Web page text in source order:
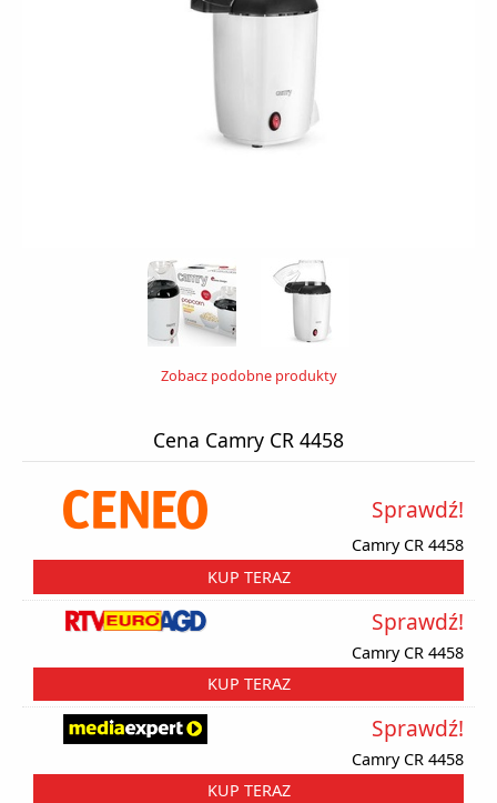
Zobacz podobne produkty
Cena Camry CR 4458
Camry CR 4458
Sprawdź!
KUP TERAZ
Camry CR 4458
Sprawdź!
KUP TERAZ
Camry CR 4458
Sprawdź!
KUP TERAZ